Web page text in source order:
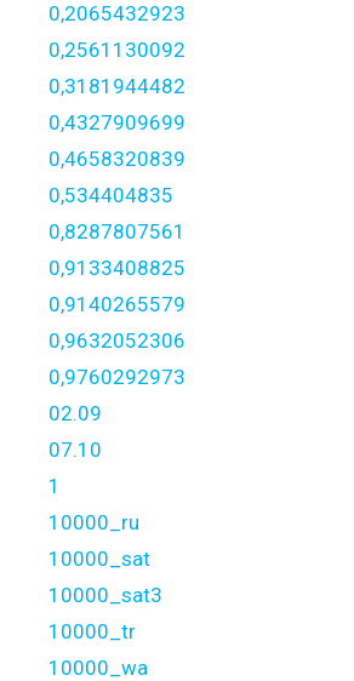
0,2065432923
0,2561130092
0,3181944482
0,4327909699
0,4658320839
0,534404835
0,8287807561
0,9133408825
0,9140265579
0,9632052306
0,9760292973
02.09
07.10
1
10000_ru
10000_sat
10000_sat3
10000_tr
10000_wa